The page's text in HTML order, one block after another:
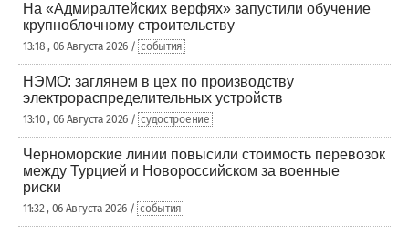
На «Адмиралтейских верфях» запустили обучение
крупноблочному строительству
13:18 , 06 Августа 2026 / события
НЭМО: заглянем в цех по производству
электрораспределительных устройств
13:10 , 06 Августа 2026 / судостроение
Черноморские линии повысили стоимость перевозок
между Турцией и Новороссийском за военные
риски
11:32 , 06 Августа 2026 / события